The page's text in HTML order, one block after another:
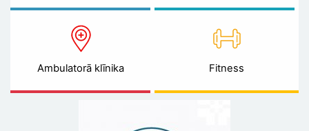
Ambulatorā klīnika Fitness